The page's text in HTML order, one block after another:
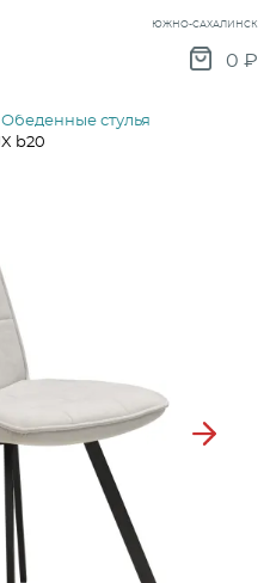
ЮЖНО-САХАЛИНСК
0 ₽
Обеденные стулья
b20